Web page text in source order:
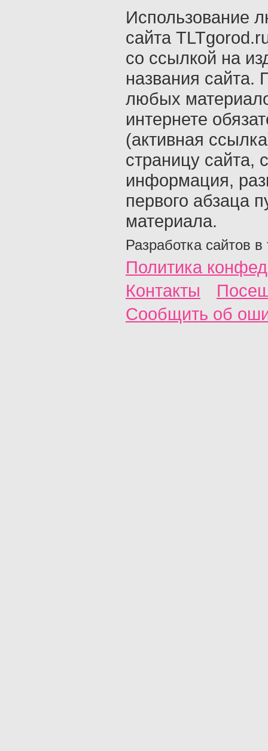
Использование
сайта
со ссылкой на
названия сайта.
любых
интернете
(активная
страницу сайта,
информация,
первого абзаца
материала.
Разработка сайтов в
Политика
Контакты
Сообщить об